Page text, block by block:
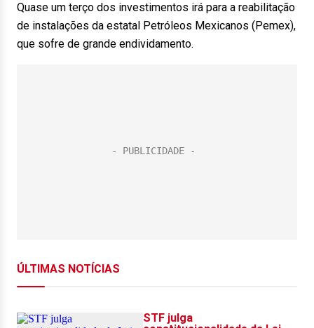
Quase um terço dos investimentos irá para a reabilitação
de instalações da estatal Petróleos Mexicanos (Pemex),
que sofre de grande endividamento.